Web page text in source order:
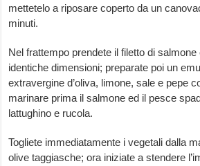
mettetelo a riposare coperto da un
minuti.
Nel frattempo prendete il filetto di
identiche dimensioni; preparate poi un
extravergine d’oliva, limone, sale e pepe
marinare prima il salmone ed il pesce
lattughino e rucola.
Togliete immediatamente i vegetali dalla
olive taggiasche; ora iniziate a stendere